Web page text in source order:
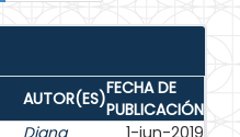
AUTOR(ES)FECHA DE
PUBLICACIÓN
Diana
1-jun-2019